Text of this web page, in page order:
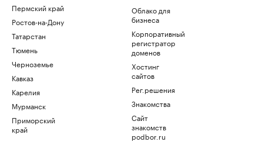
Пермский край
Ростов-на-Дону
Татарстан
Тюмень
Черноземье
Кавказ
Карелия
Мурманск
Приморский
край
Облако для
бизнеса
Корпоративный
регистратор
доменов
Хостинг
сайтов
Рег.решения
Знакомства
Сайт
знакомств
podbor.ru